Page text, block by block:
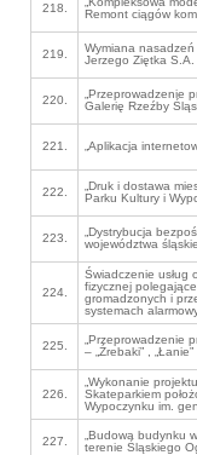
218.
Remont ciągów
219.
Wymiana
Jerzego Ziętka S.A.
220.
„Przeprowadzenie
Galerię Rzeźby
221. „Aplikacja
222.
„Druk i dostawa
Parku Kultury i
223.
„Dystrybucja
województwa
224.
Świadczenie usług
fizycznej polegające
gromadzonych i
systemach
225.
„Przeprowadzenie
– „Źrebaki” , „Łanie”
226.
„Wykonanie
Skateparkiem
Wypoczynku im.
227.
„Budowa budynku
terenie Śląskiego